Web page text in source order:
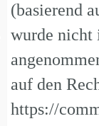
(basierend
wurde nicht
auf den
https://